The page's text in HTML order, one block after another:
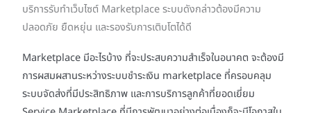
บริการรับทำเว็บไซต์ Marketplace ระบบดังกล่าวต้องมีความ
ปลอดภัย ยืดหยุ่น และรองรับการเติบโตได้ดี
Marketplace มีอะไรบ้าง ที่จะประสบความสำเร็จในอนาคต จะต้องมี
การผสมผสานระหว่างระบบชำระเงิน marketplace ที่ครอบคลุม
ระบบจัดส่งที่มีประสิทธิภาพ และการบริการลูกค้าที่ยอดเยี่ยม